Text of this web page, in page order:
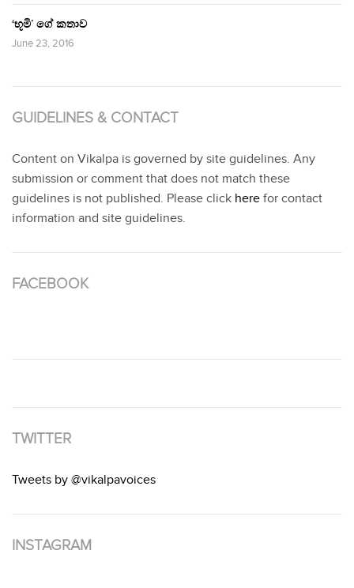
‘භූමි’ ගේ කතාව
June 23, 2016
GUIDELINES & CONTACT
Content on Vikalpa is governed by site guidelines. Any
submission or comment that does not match these
guidelines is not published. Please click here for contact
information and site guidelines.
FACEBOOK
TWITTER
Tweets by @vikalpavoices
INSTAGRAM